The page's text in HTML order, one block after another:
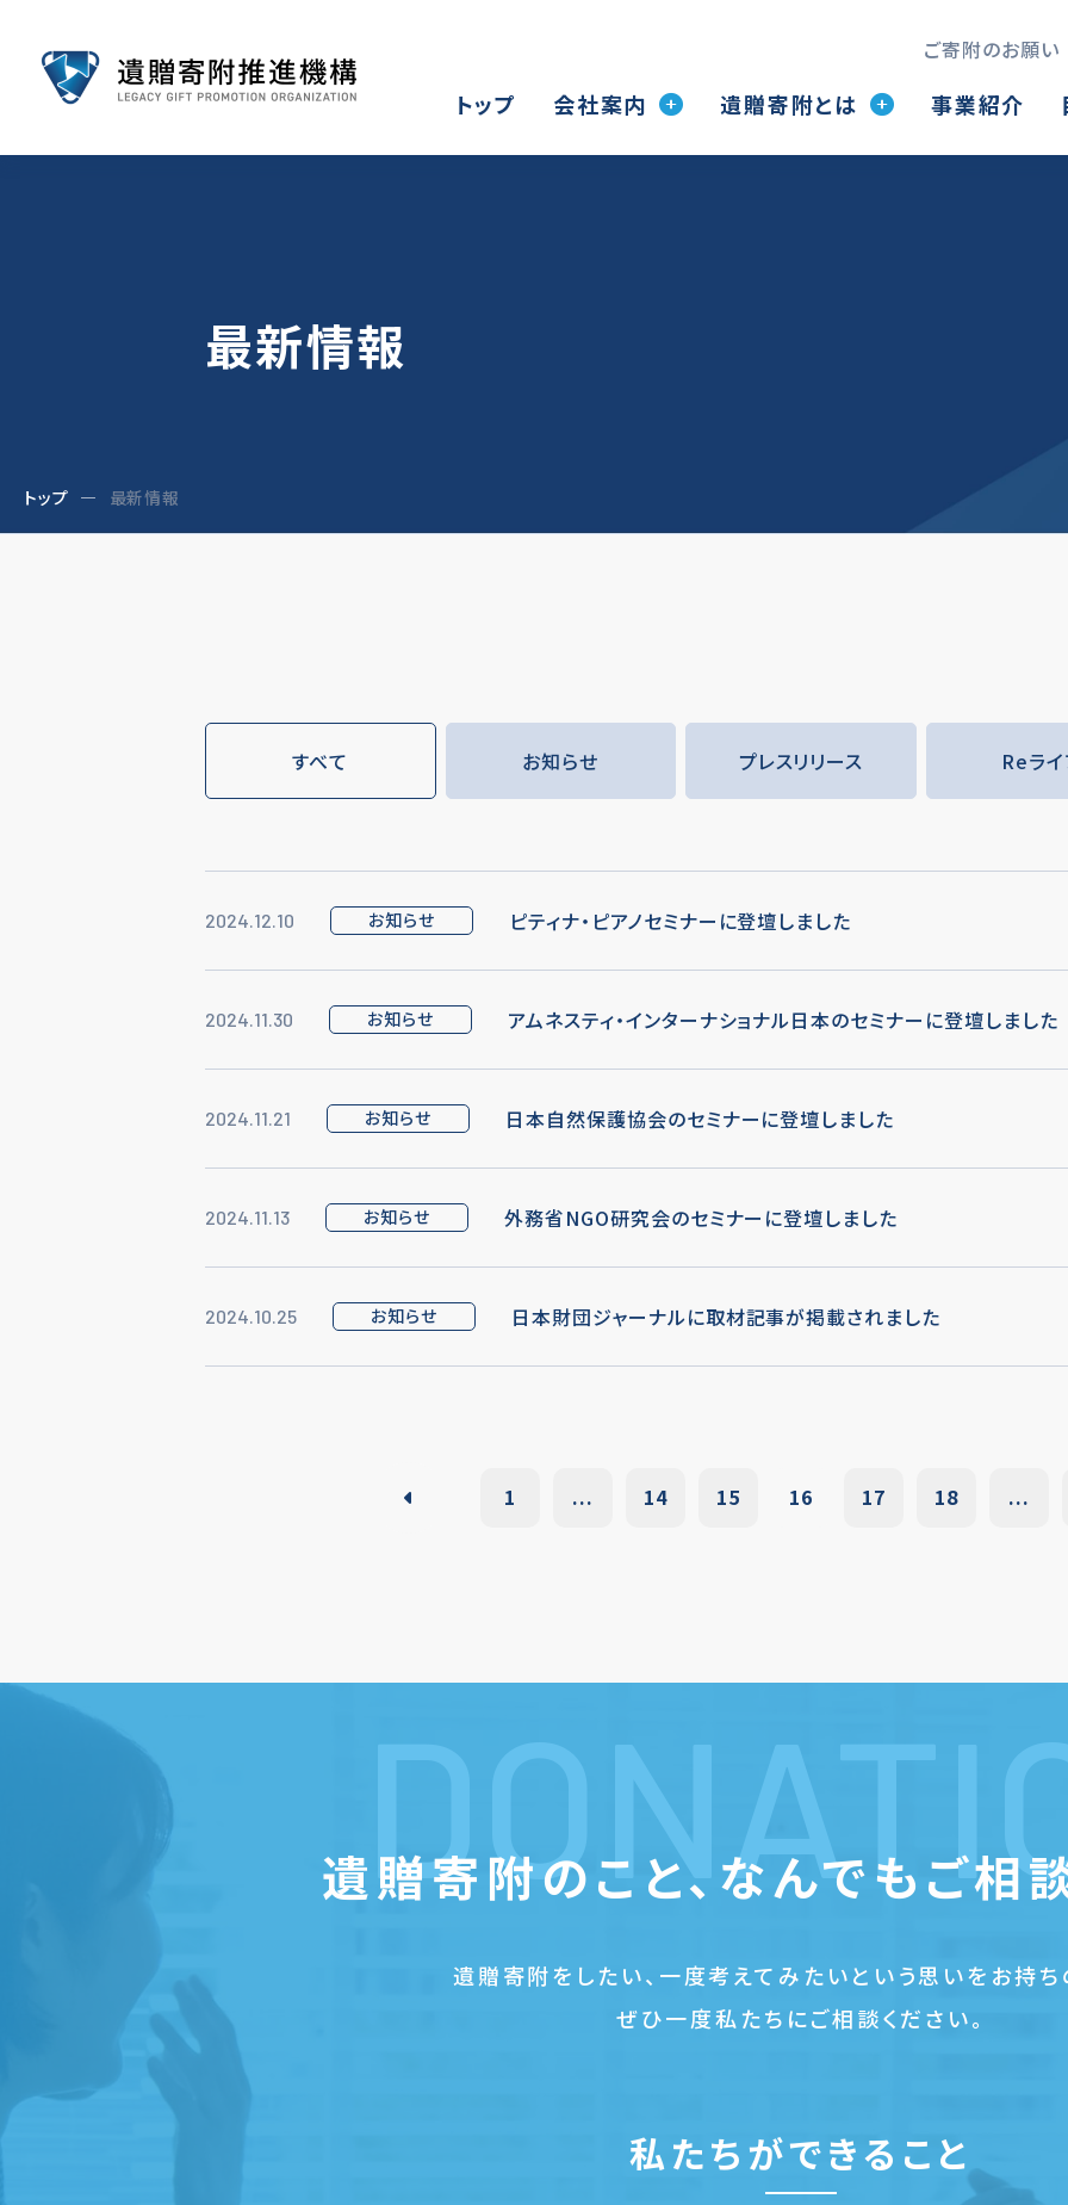
ご寄附のお願い
トップ 会社案内 遺贈寄附とは 事業紹介
最新情報
トップ 最新情報
すべて お知らせ プレスリリース Reライ
2024.12.10 お知らせ ピティナ・ピアノセミナーに登壇しました
2024.11.30 お知らせ アムネスティ・インターナショナル日本のセミナーに登壇しました
2024.11.21 お知らせ 日本自然保護協会のセミナーに登壇しました
2024.11.13 お知らせ 外務省NGO研究会のセミナーに登壇しました
2024.10.25 お知らせ 日本財団ジャーナルに取材記事が掲載されました
1 ... 14 15 16 17 18 ...
遺贈寄附のこと、 なんでもご相
遺贈寄附をしたい、一度考えてみたいという思いをお持ち
ぜひ一度私たちにご相談ください。
私たちができること